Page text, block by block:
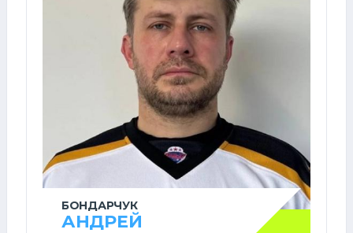
БОНДАРЧУК
АНДРЕЙ